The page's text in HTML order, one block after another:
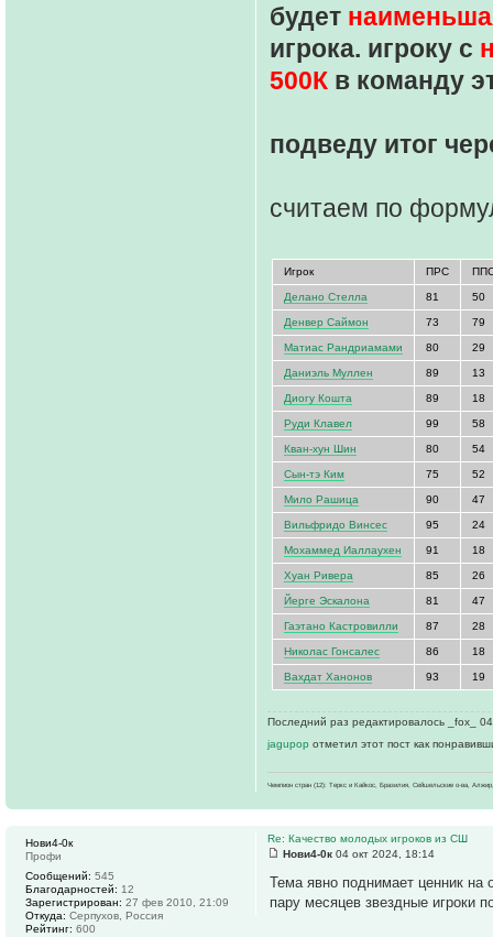
будет
игрока. игроку с
500К в команду
подведу итог
считаем по
Игрок ПРС
Делано Стелла 81 50
Денвер Саймон 73 79
Матиас Рандриамами 80 29
Даниэль Муллен 89 13
Диогу Кошта 89 18
Руди Клавел 99 58
Кван-хун Шин 80 54
Сын-тэ Ким 75 52
Мило Рашица 90 47
Вильфридо Винсес 95 24
Мохаммед Иаллаухен 91 18
Хуан Ривера 85 26
Йерге Эскалона 81 47
Гаэтано Кастровилли 87 28
Николас Гонсалес 86 18
Вахдат Ханонов 93 19
Последний раз редактировалось _fox_
jagupop отметил этот пост как
Чемпион стран (12): Теркс и Кайкос, Бразилия, Сейшельские о-ва,
Re: Качество молодых игроков из СШ
Нови4-0к 04 окт 2024, 18:14
Тема явно поднимает ценник на
пару месяцев звездные игроки
Нови4-0к
Профи
Сообщений: 545
Благодарностей: 12
Зарегистрирован: 27 фев 2010, 21:09
Откуда: Серпухов, Россия
Рейтинг: 600